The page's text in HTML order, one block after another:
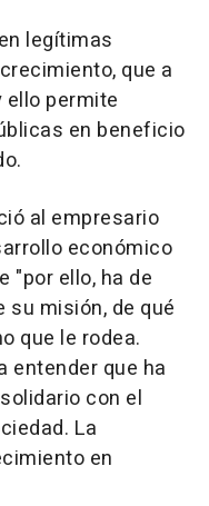
legítimas
que a
ello permite
en beneficio
al empresario
económico
"por ello, ha de
misión, de qué
que le rodea.
entender que ha
con el
La
en